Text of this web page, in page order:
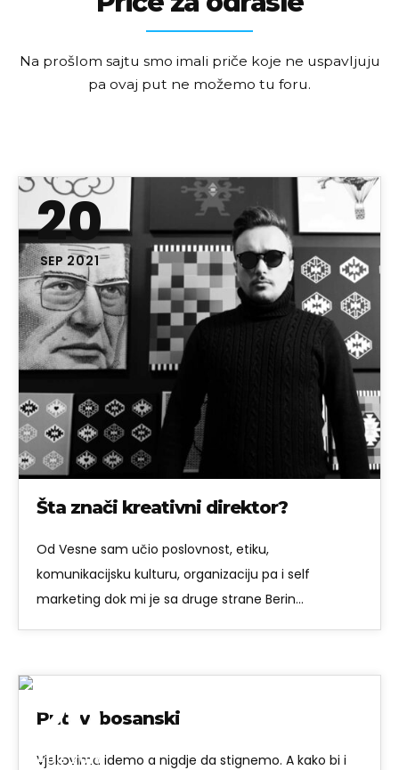
Na prošlom sajtu smo imali priče koje ne uspavljuju
pa ovaj put ne možemo tu foru.
20
SEP 2021
Šta znači kreativni direktor?
Od Vesne sam učio poslovnost, etiku,
komunikacijsku kulturu, organizaciju pa i self
marketing dok mi je sa druge strane Berin…
20
AUG 2018
Putevi bosanski
Vjekovima idemo a nigdje da stignemo. A kako bi i